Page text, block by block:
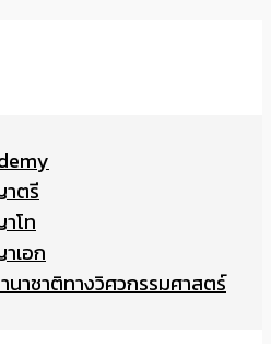
ตรี
โท
เอก
นาชาติทางวิศวกรรมศาสตร์